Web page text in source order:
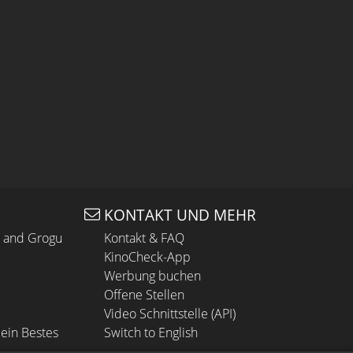
Grogu
Bestes
KONTAKT UND MEHR
Kontakt & FAQ
KinoCheck-App
Werbung buchen
Offene Stellen
Video Schnittstelle (API)
Switch to English